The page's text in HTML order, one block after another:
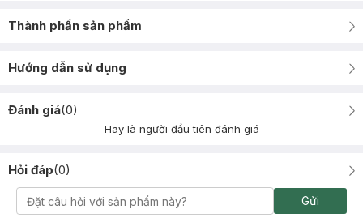
Thành phần sản phẩm
Hướng dẫn sử dụng
Đánh giá(0)
Hãy là người đầu tiên đánh giá
Hỏi đáp(0)
Gửi